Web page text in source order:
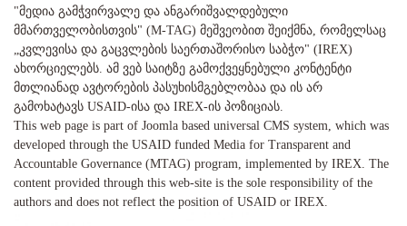
"მედია გამჭვირვალე და ანგარიშვალდებული
მმართველობისთვის" (M-TAG) მეშვეობით შეიქმნა, რომელსაც
„კვლევისა და გაცვლების საერთაშორისო საბჭო" (IREX)
ახორციელებს. ამ ვებ საიტზე გამოქვეყნებული კონტენტი
მთლიანად ავტორების პასუხისმგებლობაა და ის არ
გამოხატავს USAID-ისა და IREX-ის პოზიციას.
This web page is part of Joomla based universal CMS system, which was
developed through the USAID funded Media for Transparent and
Accountable Governance (MTAG) program, implemented by IREX. The
content provided through this web-site is the sole responsibility of the
authors and does not reflect the position of USAID or IREX.